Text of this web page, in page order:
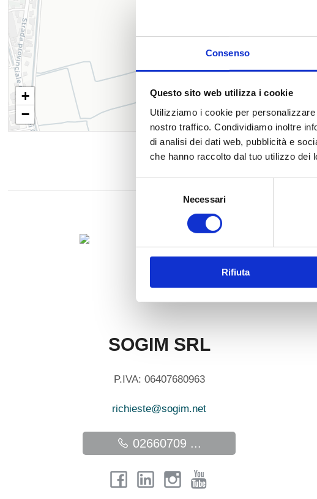
Consenso
Questo sito web utilizza i cookie
Utilizziamo i cookie per
nostro traffico. Condividiamo inoltre
di analisi dei dati web, pubblicità e
che hanno raccolto dal tuo utilizzo dei
Necessari
Rifiuta
+
−
SOGIM SRL
P.IVA: 06407680963
richieste@sogim.net
02660709 ...